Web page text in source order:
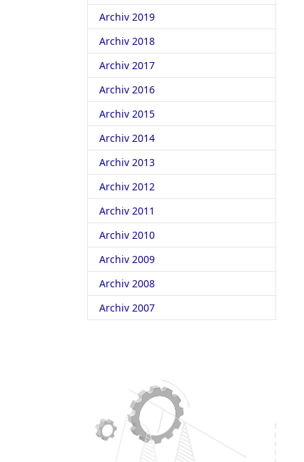
Archiv 2019
Archiv 2018
Archiv 2017
Archiv 2016
Archiv 2015
Archiv 2014
Archiv 2013
Archiv 2012
Archiv 2011
Archiv 2010
Archiv 2009
Archiv 2008
Archiv 2007